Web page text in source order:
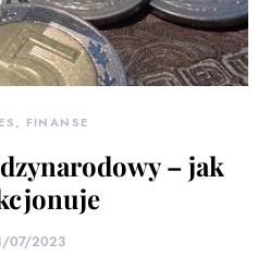
FINANSE
– jak
07/2023